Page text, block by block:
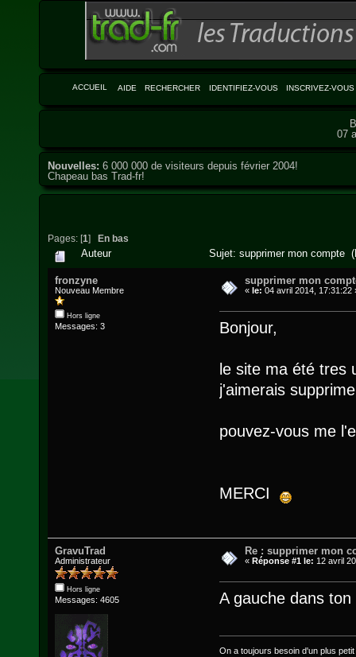
ACCUEIL AIDE RECHERCHER IDENTIFIEZ-VOUS INSCRIVEZ-VOUS
07
Nouvelles: 6 000 000 de visiteurs depuis février 2004!
Chapeau bas Trad-fr!
Pages: [1] En bas
Auteur Sujet: supprimer mon compte
fronzyne
Nouveau Membre
Hors ligne
Messages: 3
supprimer mon
«le: 04 avril 2014, 17:31:22
Bonjour,
le site ma été tres
j'aimerais
pouvez-vous me
MERCI
GravuTrad
Administrateur
Hors ligne
Messages: 4605
Re : supprimer mon
«Réponse #1 le: 12 avril
A gauche dans
On a toujours besoin d'un plus